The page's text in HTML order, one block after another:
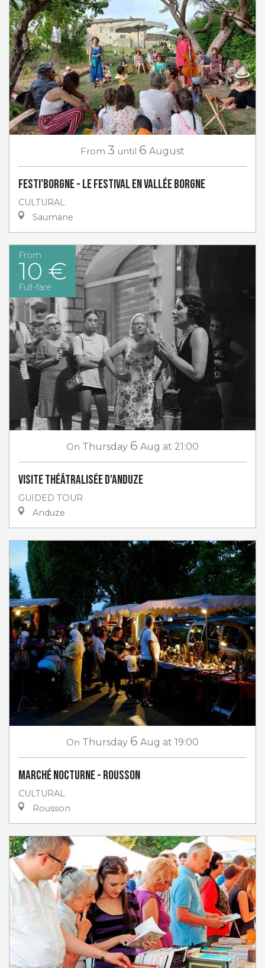
From 3 until 6 August
Festi'Borgne - Le Festival en Vallée Borgne
CULTURAL
Saumane
From
10 €
Full-fare
On Thursday 6 Aug at 21:00
Visite théâtralisée d'Anduze
GUIDED TOUR
Anduze
On Thursday 6 Aug at 19:00
Marché nocturne - Rousson
CULTURAL
Rousson